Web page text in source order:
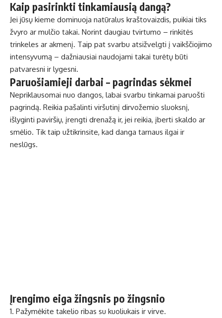
Kaip pasirinkti tinkamiausią dangą?
Jei jūsų kieme dominuoja natūralus kraštovaizdis, puikiai tiks
žvyro ar mulčio takai. Norint daugiau tvirtumo – rinkitės
trinkeles ar akmenį. Taip pat svarbu atsižvelgti į vaikščiojimo
intensyvumą – dažniausiai naudojami takai turėtų būti
patvaresni ir lygesni.
Paruošiamieji darbai – pagrindas sėkmei
Nepriklausomai nuo dangos, labai svarbu tinkamai paruošti
pagrindą. Reikia pašalinti viršutinį dirvožemio sluoksnį,
išlyginti paviršių, įrengti drenažą ir, jei reikia, įberti skaldo ar
smėlio. Tik taip užtikrinsite, kad danga tarnaus ilgai ir
neslūgs.
Įrengimo eiga žingsnis po žingsnio
1. Pažymėkite takelio ribas su kuoliukais ir virve.